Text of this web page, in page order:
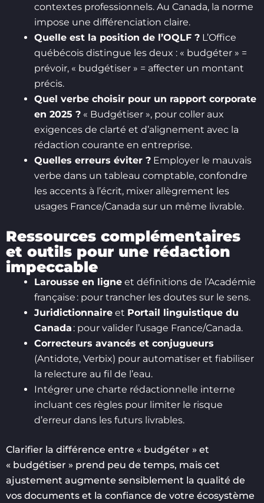
contextes professionnels. Au Canada, la norme
impose une différenciation claire.
Quelle est la position de l’OQLF ? L’Office
québécois distingue les deux : « budgéter » =
prévoir, « budgétiser » = affecter un montant
précis.
Quel verbe choisir pour un rapport corporate
en 2025 ? « Budgétiser », pour coller aux
exigences de clarté et d’alignement avec la
rédaction courante en entreprise.
Quelles erreurs éviter ? Employer le mauvais
verbe dans un tableau comptable, confondre
les accents à l’écrit, mixer allègrement les
usages France/Canada sur un même livrable.
Ressources complémentaires
et outils pour une rédaction
impeccable
Larousse en ligne et définitions de l’Académie
française : pour trancher les doutes sur le sens.
Juridictionnaire et Portail linguistique du
Canada : pour valider l’usage France/Canada.
Correcteurs avancés et conjugueurs
(Antidote, Verbix) pour automatiser et fiabiliser
la relecture au fil de l’eau.
Intégrer une charte rédactionnelle interne
incluant ces règles pour limiter le risque
d’erreur dans les futurs livrables.
Clarifier la différence entre « budgéter » et
« budgétiser » prend peu de temps, mais cet
ajustement augmente sensiblement la qualité de
vos documents et la confiance de votre écosystème